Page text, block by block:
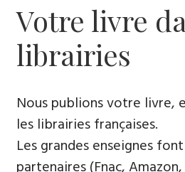
Votre livre
librairies
Nous publions votre livre,
les librairies françaises.
Les grandes enseignes